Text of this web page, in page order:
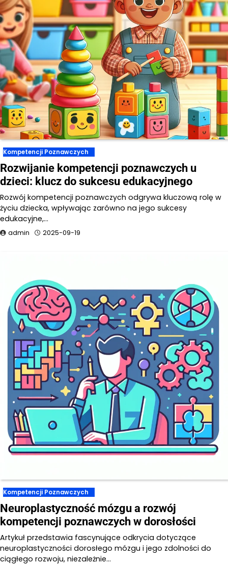
Kompetencji Poznawczych
Rozwijanie kompetencji poznawczych u
dzieci: klucz do sukcesu edukacyjnego
Rozwój kompetencji poznawczych odgrywa kluczową rolę w
życiu dziecka, wpływając zarówno na jego sukcesy
edukacyjne,…
admin 2025-09-19
Kompetencji Poznawczych
Neuroplastyczność mózgu a rozwój
kompetencji poznawczych w dorosłości
Artykuł przedstawia fascynujące odkrycia dotyczące
neuroplastyczności dorosłego mózgu i jego zdolności do
ciągłego rozwoju, niezależnie…